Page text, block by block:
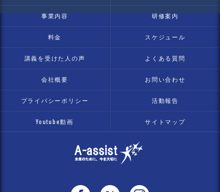
事業内容 研修案内
料金 スケジュール
講義を受けた人の声 よくある質問
会社概要 お問い合わせ
プライバシーポリシー 活動報告
Youtube動画 サイトマップ